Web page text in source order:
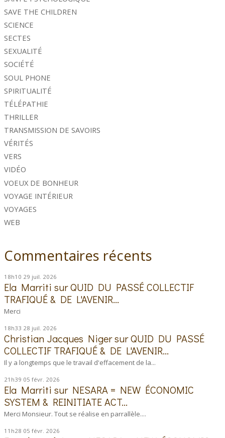
SAVE THE CHILDREN
SCIENCE
SECTES
SEXUALITÉ
SOCIÉTÉ
SOUL PHONE
SPIRITUALITÉ
TÉLÉPATHIE
THRILLER
TRANSMISSION DE SAVOIRS
VÉRITÉS
VERS
VIDÉO
VOEUX DE BONHEUR
VOYAGE INTÉRIEUR
VOYAGES
WEB
Commentaires récents
18h10 29 juil. 2026
Ela Marriti surQUID DU PASSÉ COLLECTIF
TRAFIQUÉ & DE L'AVENIR...
Merci
18h33 28 juil. 2026
Christian Jacques NigersurQUID DU PASSÉ
COLLECTIF TRAFIQUÉ & DE L'AVENIR...
Il y a longtemps que le travail d'effacement de la...
21h39 05 févr. 2026
Ela Marriti sur NESARA = NEW ÉCONOMIC
SYSTEM & REINITIATE ACT...
Merci Monsieur. Tout se réalise en parrallèle....
11h28 05 févr. 2026